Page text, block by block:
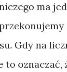
ma
Gdy na
oznaczać,